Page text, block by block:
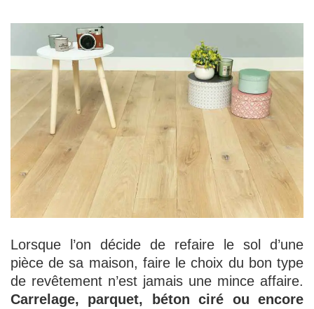
Lorsque l’on décide de refaire le sol d’une
pièce de sa maison, faire le choix du bon type
de revêtement n’est jamais une mince affaire.
Carrelage, parquet, béton ciré ou encore